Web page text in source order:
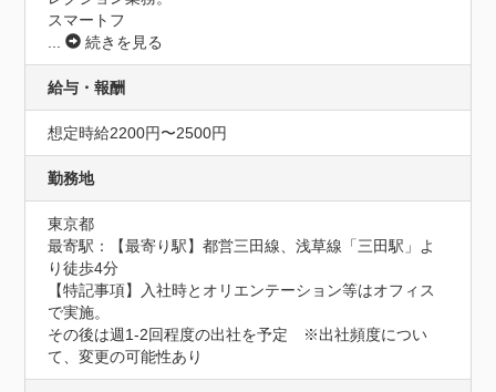
スマートフ
...
続きを見る
給与・報酬
想定時給2200円〜2500円
勤務地
東京都
最寄駅：【最寄り駅】都営三田線、浅草線「三田駅」よ
り徒歩4分
【特記事項】入社時とオリエンテーション等はオフィス
で実施。
その後は週1-2回程度の出社を予定　※出社頻度につい
て、変更の可能性あり